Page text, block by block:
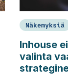
Näkemyksiä
Inhouse
valinta